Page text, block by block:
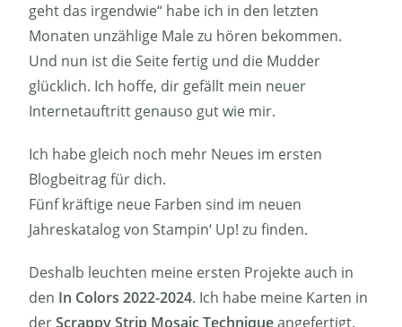
geht das irgendwie“ habe ich in den letzten
Monaten unzählige Male zu hören bekommen.
Und nun ist die Seite fertig und die Mudder
glücklich. Ich hoffe, dir gefällt mein neuer
Internetauftritt genauso gut wie mir.
Ich habe gleich noch mehr Neues im ersten
Blogbeitrag für dich.
Fünf kräftige neue Farben sind im neuen
Jahreskatalog von Stampin‘ Up! zu finden.
Deshalb leuchten meine ersten Projekte auch in
den In Colors 2022-2024. Ich habe meine Karten in
derScrappy Strip Mosaic Techniqueangefertigt.